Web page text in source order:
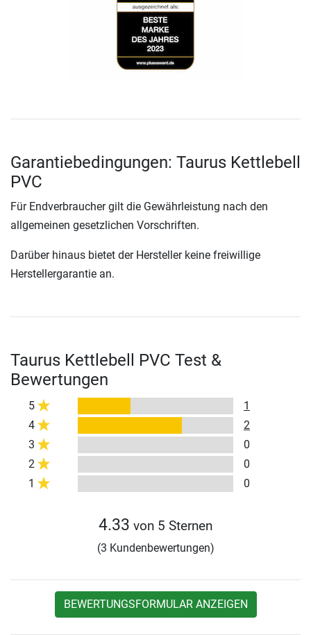
Garantiebedingungen: Taurus Kettlebell
PVC
Für Endverbraucher gilt die Gewährleistung nach den
allgemeinen gesetzlichen Vorschriften.
Darüber hinaus bietet der Hersteller keine freiwillige
Herstellergarantie an.
Taurus Kettlebell PVC Test &
Bewertungen
5
1
4
2
3
0
2
0
1
0
4.33 von 5 Sternen
(3 Kundenbewertungen)
BEWERTUNGSFORMULAR ANZEIGEN